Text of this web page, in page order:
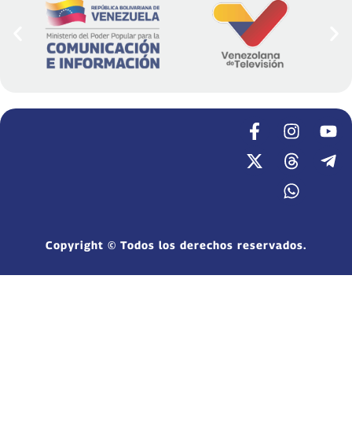
Copyright © Todos los derechos reservados.